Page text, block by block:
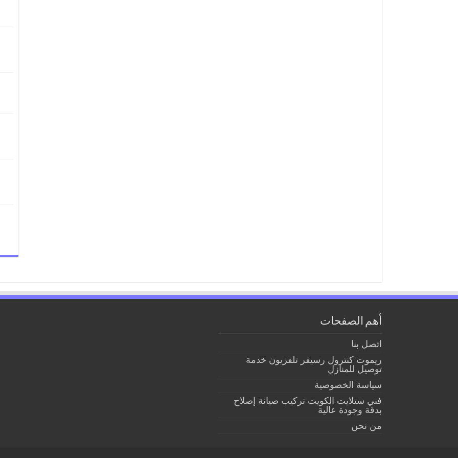
أهم الصفحات
اتصل بنا
ريموت كنترول رسيفر تلفزيون خدمة
توصيل للمنازل
سياسة الخصوصية
فني ستلايت الكويت تركيب صيانة إصلاح
بدقة وجودة عالية
من نحن